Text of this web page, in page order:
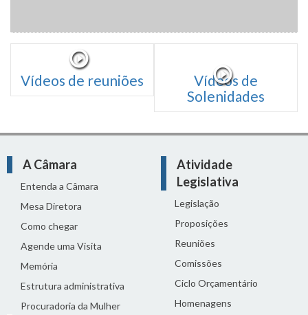
Vídeos de reuniões
Vídeos de
Solenidades
A Câmara
Entenda a Câmara
Mesa Diretora
Como chegar
Agende uma Visita
Memória
Estrutura administrativa
Procuradoria da Mulher
Atividade
Legislativa
Legislação
Proposições
Reuniões
Comissões
Ciclo Orçamentário
Homenagens